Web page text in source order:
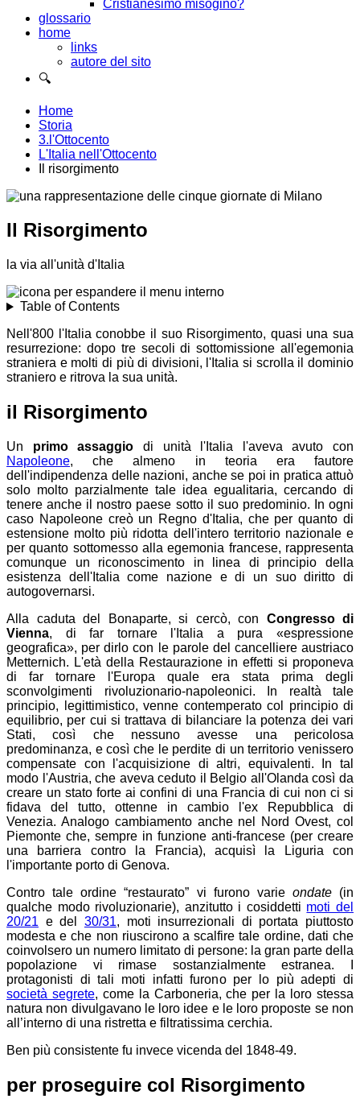
Cristianesimo misogino?
glossario
home
links
autore del sito
🔍
Home
Storia
3.l'Ottocento
L'Italia nell'Ottocento
Il risorgimento
Il Risorgimento
la via all'unità d'Italia
Table of Contents
Nell'800 l'Italia conobbe il suo Risorgimento, quasi una sua
resurrezione: dopo tre secoli di sottomissione all'egemonia
straniera e molti di più di divisioni, l'Italia si scrolla il dominio
straniero e ritrova la sua unità.
il Risorgimento
Un primo assaggio di unità l'Italia l'aveva avuto con
Napoleone, che almeno in teoria era fautore
dell'indipendenza delle nazioni, anche se poi in pratica attuò
solo molto parzialmente tale idea egualitaria, cercando di
tenere anche il nostro paese sotto il suo predominio. In ogni
caso Napoleone creò un Regno d'Italia, che per quanto di
estensione molto più ridotta dell'intero territorio nazionale e
per quanto sottomesso alla egemonia francese, rappresenta
comunque un riconoscimento in linea di principio della
esistenza dell'Italia come nazione e di un suo diritto di
autogovernarsi.
Alla caduta del Bonaparte, si cercò, con Congresso di
Vienna, di far tornare l'Italia a pura «espressione
geografica», per dirlo con le parole del cancelliere austriaco
Metternich. L'età della Restaurazione in effetti si proponeva
di far tornare l'Europa quale era stata prima degli
sconvolgimenti rivoluzionario-napoleonici. In realtà tale
principio, legittimistico, venne contemperato col principio di
equilibrio, per cui si trattava di bilanciare la potenza dei vari
Stati, così che nessuno avesse una pericolosa
predominanza, e così che le perdite di un territorio venissero
compensate con l'acquisizione di altri, equivalenti. In tal
modo l'Austria, che aveva ceduto il Belgio all'Olanda così da
creare un stato forte ai confini di una Francia di cui non ci si
fidava del tutto, ottenne in cambio l'ex Repubblica di
Venezia. Analogo cambiamento anche nel Nord Ovest, col
Piemonte che, sempre in funzione anti-francese (per creare
una barriera contro la Francia), acquisì la Liguria con
l'importante porto di Genova.
Contro tale ordine “restaurato” vi furono varie ondate(in
qualche modo rivoluzionarie), anzitutto i cosiddetti moti del
20/21 e del 30/31, moti insurrezionali di portata piuttosto
modesta e che non riuscirono a scalfire tale ordine, dati che
coinvolsero un numero limitato di persone: la gran parte della
popolazione vi rimase sostanzialmente estranea. I
protagonisti di tali moti infatti furono per lo più adepti di
società segrete, come la Carboneria, che per la loro stessa
natura non divulgavano le loro idee e le loro proposte se non
all’interno di una ristretta e filtratissima cerchia.
Ben più consistente fu invece vicenda del 1848-49.
per proseguire col Risorgimento